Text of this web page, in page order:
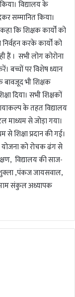
विद्यालय के
सम्मानित किया।
कि शिक्षक कार्यों को
करके कार्यों को
हैं । सभी लोग कोरोना
बच्चों पर विशेष ध्यान
बावजूद भी शिक्षक
दिया। सभी शिक्षकों
के तहत विद्यालय
माध्यम से जोड़ा गया।
शिक्षा प्रदान की गई।
योजना को रोचक ढंग से
विद्यालय की साज-
शुक्ला ,पंकज जायसवाल,
संकुल अध्यापक